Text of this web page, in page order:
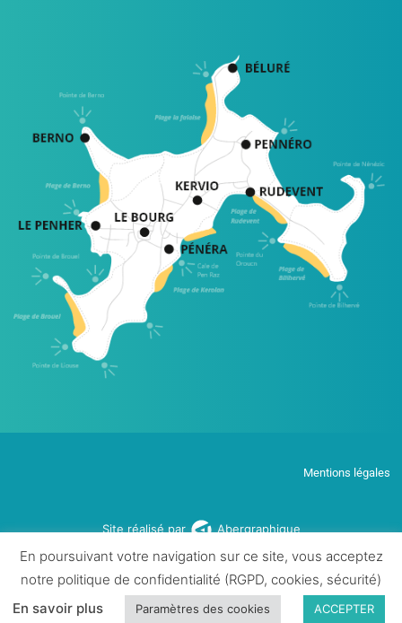
Mentions légales
Site réalisé par Abergraphique
En poursuivant votre navigation sur ce site, vous acceptez
notre politique de confidentialité (RGPD, cookies, sécurité)
En savoir plus
Paramètres des cookies ACCEPTER